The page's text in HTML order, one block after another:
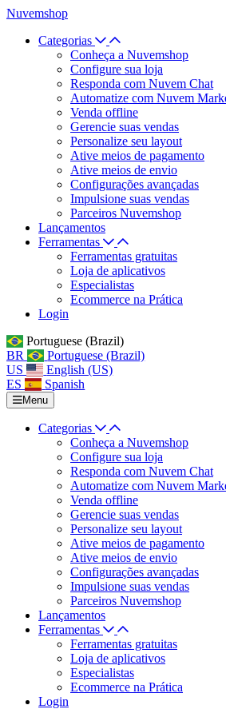
Nuvemshop
Categorias
Conheça a Nuvemshop
Configure sua loja
Responda com Nuvem Chat
Automatize com Nuvem
Venda offline
Gerencie suas vendas
Personalize seu layout
Ative meios de pagamento
Ative meios de envio
Configurações avançadas
Impulsione suas vendas
Parceiros Nuvemshop
Lançamentos
Ferramentas
Ferramentas gratuitas
Loja de aplicativos
Especialistas
Ecommerce na Prática
Login
Portuguese (Brazil)
BR
Portuguese (Brazil)
US
English (US)
ES
Spanish
Menu
Categorias
Conheça a Nuvemshop
Configure sua loja
Responda com Nuvem Chat
Automatize com Nuvem
Venda offline
Gerencie suas vendas
Personalize seu layout
Ative meios de pagamento
Ative meios de envio
Configurações avançadas
Impulsione suas vendas
Parceiros Nuvemshop
Lançamentos
Ferramentas
Ferramentas gratuitas
Loja de aplicativos
Especialistas
Ecommerce na Prática
Login